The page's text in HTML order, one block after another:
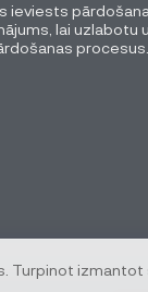
ieviests
lai uzlabotu
procesus.